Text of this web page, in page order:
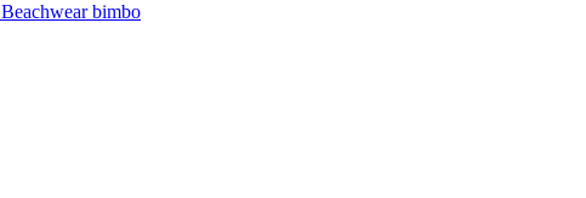
Beachwear bimbo